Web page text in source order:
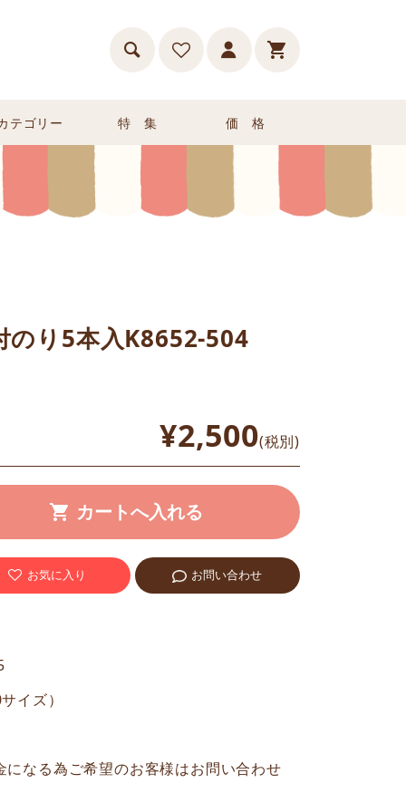
テゴリー 特 集 価 格
のり5本入K8652-504
イズ）
なる為ご希望のお客様はお問い合わせ
¥2,500(税別)
お気に入り お問い合わせ